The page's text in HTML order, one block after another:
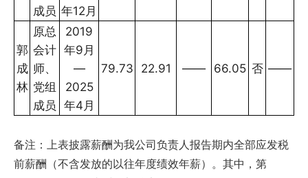
成员 年12月
郭
成
林
原总
会计
师、
党组
成员
2019
年9月
—
2025
年4月
79.73 22.91 —— 66.05 否 ——
备注：上表披露薪酬为我公司负责人报告期内全部应发税
前薪酬（不含发放的以往年度绩效年薪）。其中，第